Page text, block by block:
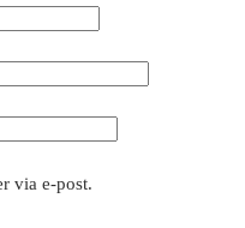
via e-post.